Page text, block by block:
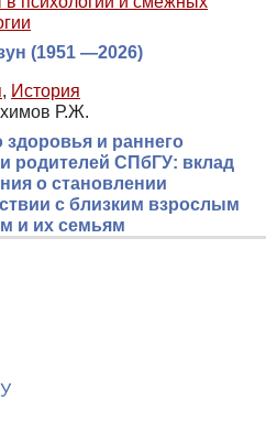
(1951 —2026)
, История
Р.Ж.
здоровья и раннего
родителей СПбГУ: вклад
о становлении
с близким взрослым
и их семьям